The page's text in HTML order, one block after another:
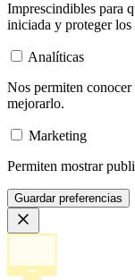
Imprescindibles para
iniciada y proteger
Analíticas
Nos permiten conocer
mejorarlo.
Marketing
Permiten mostrar
Guardar preferencias